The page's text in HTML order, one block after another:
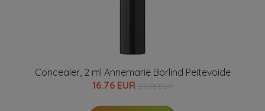
Concealer, 2 ml Annemarie Börlind Peitevoide
16.76 EUR